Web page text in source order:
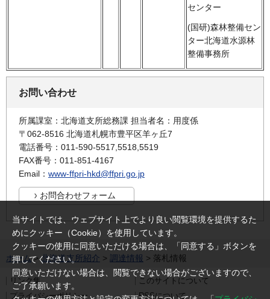
センター
(国研)森林整備セン
ター北海道水源林
整備事務所
お問い合わせ
所属課室：北海道支所総務課 担当者名：用度係
〒062-8516 北海道札幌市豊平区羊ヶ丘7
電話番号：011-590-5517,5518,5519
FAX番号：011-851-4167
Email： www-ffpri-hkd@ffpri.go.jp
ホーム>北海道支所紹介 > 調達情報 > 落札情報
リンク集
このサイトについて
プライバシーポリシー
RSSについて
当サイトでは、ウェブサイト上でより良い閲覧環境を提供するた
めにクッキー（Cookie）を使用しています。
クッキーの使用に同意いただける場合は、「同意する」ボタンを
押してください。
同意いただけない場合は、閲覧できない場合がございますので、
ご了承願います。